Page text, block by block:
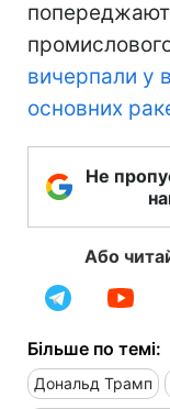
вичерпали у
основних
Не
Або
Більше по темі:
Дональд Трамп